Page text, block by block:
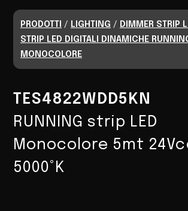
PRODOTTI / LIGHTING / DIMMER STRIP
STRIP LED DIGITALI DINAMICHE
MONOCOLORE
TES4822WDD5KN
RUNNING strip LED
Monocolore 5mt
5000°K